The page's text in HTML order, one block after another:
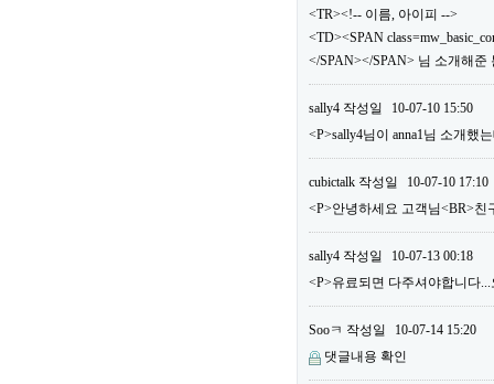
<TR><!-- 이름, 아이피 -->
<TD><SPAN
</SPAN></SPAN> 님 소개해
sally4 작성일
10-07-10 15:50
<P>sally4님이 anna1님 소개했
cubictalk 작성일
10-07-10 17:10
<P>안녕하세요 고객님<BR>친
sally4 작성일
10-07-13 00:18
<P>유료되면 다주셔야합니다
Sooㅋ 작성일
10-07-14 15:20
댓글내용 확인